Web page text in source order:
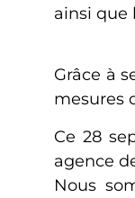
ainsi que
Grâce à
mesures
Ce 28
agence
Nous